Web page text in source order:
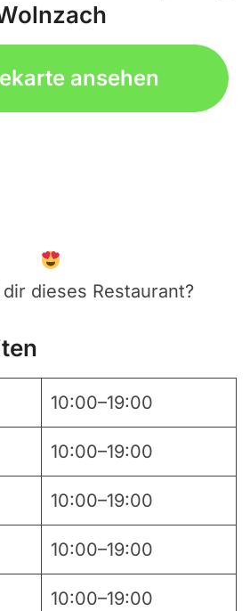
ansehen
dieses Restaurant?
10:00–19:00
10:00–19:00
10:00–19:00
10:00–19:00
10:00–19:00